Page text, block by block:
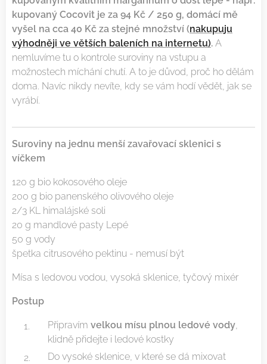
kupovaný Cocovit je za 94 Kč / 250 g, domácí mě
vyšel na cca 40 Kč za stejné množství (nakupuju
výhodněji ve větších baleních na internetu). A
nemluvíme tu o kontrole suroviny na vstupu a
možnostech míchání chutí. A to je důvod, proč ho dělám
doma. Navíc nikdy nevíte, kdy se vám hodí vědět, jak se
vyrábí.
Suroviny na jednu menší zavařovací sklenici s
víčkem
120 g bio kokosového oleje
200 g bio panenského olivového oleje
2/3 KL himalájské soli
20 g mandlové pasty Lepé
50 g vody
špetka citrusového pektinu - nemusí být
Mísa s ledovou vodou, vysoká sklenice, tyčový mixér
Postup
Připravím velkou mísu plnou ledové vody,
klidně přidejte i ledové kostky
Do vysoké sklenice, v které se dá mixovat